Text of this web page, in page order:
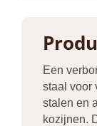
Een
staal voor
stalen en
kozijnen.
Wit ,
Soort